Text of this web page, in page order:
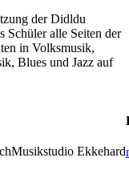
der Didldu
Schüler alle Seiten der
in Volksmusik,
Blues und Jazz auf
Musikstudio Ekkehard